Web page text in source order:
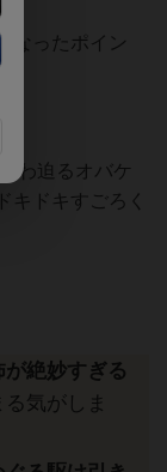
なったポイン
わ迫るオバケ
キドキすごろく
が絶妙すぎる
気がしま